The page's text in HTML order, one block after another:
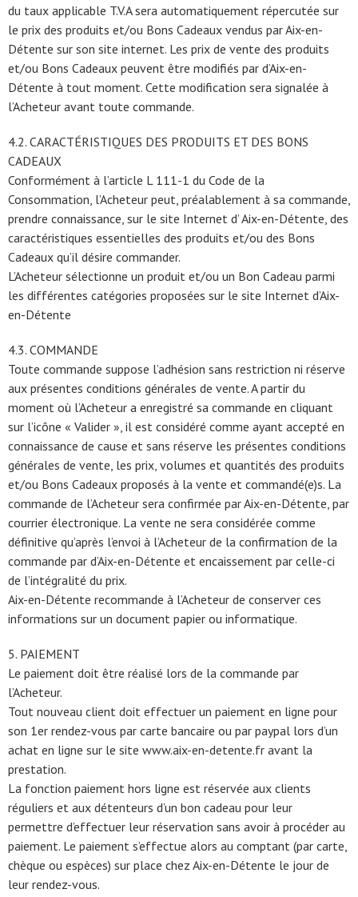
du taux applicable T.V.A sera automatiquement répercutée sur
le prix des produits et/ou Bons Cadeaux vendus par Aix-en-
Détente sur son site internet. Les prix de vente des produits
et/ou Bons Cadeaux peuvent être modifiés par d’Aix-en-
Détente à tout moment. Cette modification sera signalée à
l’Acheteur avant toute commande.
4.2. CARACTÉRISTIQUES DES PRODUITS ET DES BONS
CADEAUX
Conformément à l’article L 111-1 du Code de la
Consommation, l’Acheteur peut, préalablement à sa commande,
prendre connaissance, sur le site Internet d’ Aix-en-Détente, des
caractéristiques essentielles des produits et/ou des Bons
Cadeaux qu’il désire commander.
L’Acheteur sélectionne un produit et/ou un Bon Cadeau parmi
les différentes catégories proposées sur le site Internet d’Aix-
en-Détente
4.3. COMMANDE
Toute commande suppose l’adhésion sans restriction ni réserve
aux présentes conditions générales de vente. A partir du
moment où l’Acheteur a enregistré sa commande en cliquant
sur l’icône « Valider », il est considéré comme ayant accepté en
connaissance de cause et sans réserve les présentes conditions
générales de vente, les prix, volumes et quantités des produits
et/ou Bons Cadeaux proposés à la vente et commandé(e)s. La
commande de l’Acheteur sera confirmée par Aix-en-Détente, par
courrier électronique. La vente ne sera considérée comme
définitive qu’après l’envoi à l’Acheteur de la confirmation de la
commande par d’Aix-en-Détente et encaissement par celle-ci
de l’intégralité du prix.
Aix-en-Détente recommande à l’Acheteur de conserver ces
informations sur un document papier ou informatique.
5. PAIEMENT
Le paiement doit être réalisé lors de la commande par
l’Acheteur.
Tout nouveau client doit effectuer un paiement en ligne pour
son 1er rendez-vous par carte bancaire ou par paypal lors d’un
achat en ligne sur le site www.aix-en-detente.fr avant la
prestation.
La fonction paiement hors ligne est réservée aux clients
réguliers et aux détenteurs d’un bon cadeau pour leur
permettre d’effectuer leur réservation sans avoir à procéder au
paiement. Le paiement s’effectue alors au comptant (par carte,
chèque ou espèces) sur place chez Aix-en-Détente le jour de
leur rendez-vous.